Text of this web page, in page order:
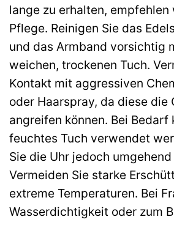
lange zu erhalten,
Pflege. Reinigen Sie das
und das Armband vorsichtig
weichen, trockenen Tuch.
Kontakt mit aggressiven
oder Haarspray, da diese die
angreifen können. Bei Bedarf
feuchtes Tuch verwendet
Sie die Uhr jedoch
Vermeiden Sie starke
extreme Temperaturen. Bei
Wasserdichtigkeit oder zum